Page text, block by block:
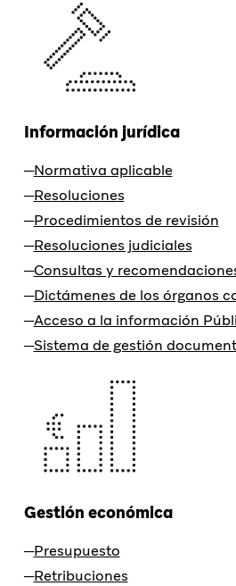
Información jurídica
Normativa aplicable
Resoluciones
Procedimientos de revisión
Resoluciones judiciales
Consultas y
Dictámenes de los órganos
Acceso a la información
Sistema de gestión
Gestión económica
Presupuesto
Retribuciones